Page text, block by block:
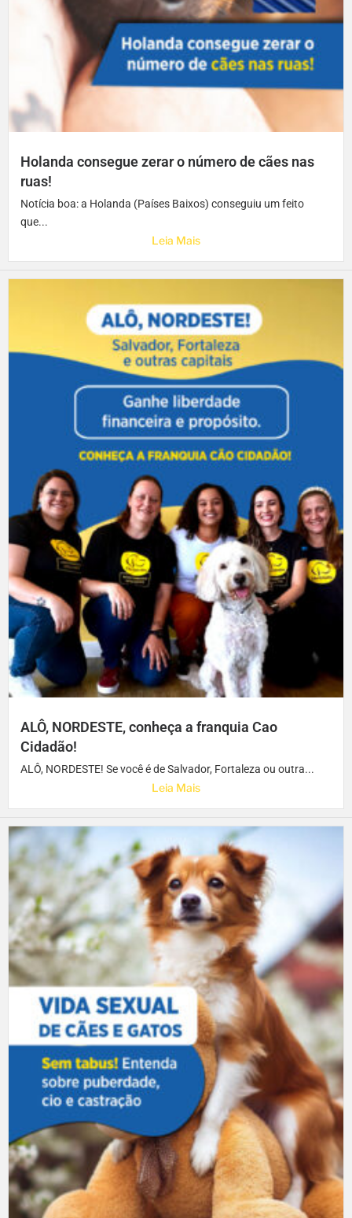
Holanda consegue zerar o número de cães nas
ruas!
Notícia boa: a Holanda (Países Baixos) conseguiu um feito
que...
Leia Mais
ALÔ, NORDESTE, conheça a franquia Cao
Cidadão!
ALÔ, NORDESTE! Se você é de Salvador, Fortaleza ou outra...
Leia Mais